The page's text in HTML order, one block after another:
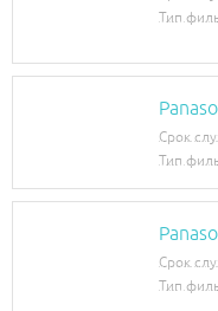
Тип
Срок
Тип
Срок
Тип